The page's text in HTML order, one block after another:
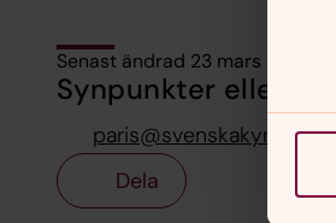
Senast ändrad 23 mars 2026
Synpunkter eller
paris@svenskakyrkan.se
Dela